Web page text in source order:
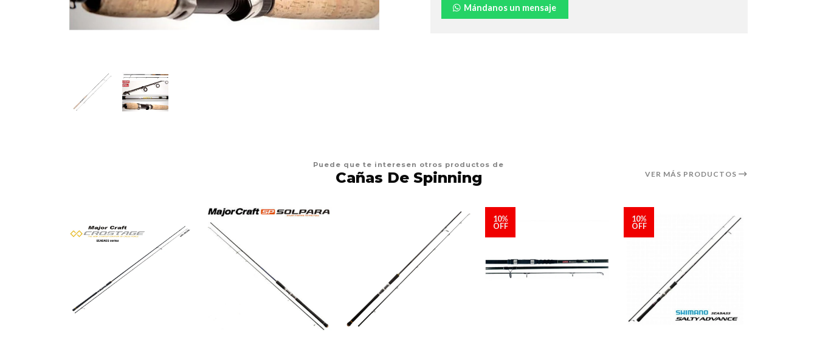
Mándanos un mensaje
Puede que te interesen otros productos de
Cañas De Spinning VER MÁS PRODUCTOS
10%
OFF
10%
OFF